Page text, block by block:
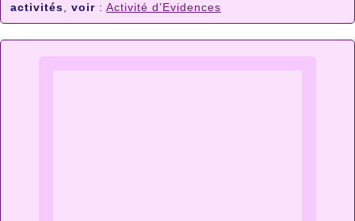
activités, voir : Activité d’Evidences